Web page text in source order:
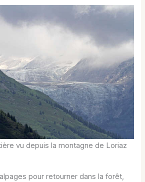
vu depuis la montagne de Loriaz
pour retourner dans la forêt,